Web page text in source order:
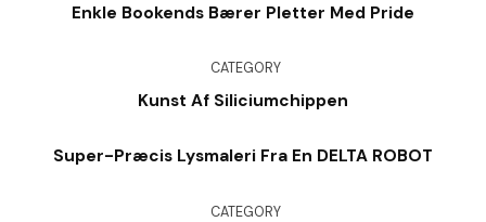
Enkle Bookends Bærer Pletter Med Pride
CATEGORY
Kunst Af Siliciumchippen
Super-Præcis Lysmaleri Fra En DELTA ROBOT
CATEGORY